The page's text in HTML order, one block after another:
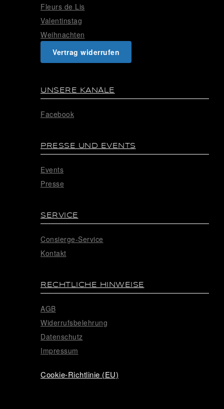
Fleurs de Lis
Valentinstag
Weihnachten
Vertrag widerrufen
UNSERE KANÄLE
Facebook
PRESSE UND EVENTS
Events
Presse
SERVICE
Consierge-Service
Kontakt
RECHTLICHE HINWEISE
AGB
Widerrufsbelehrung
Datenschutz
Impressum
Cookie-Richtlinie (EU)